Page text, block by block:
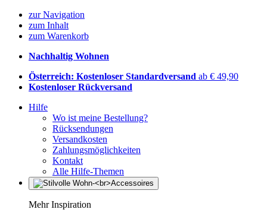
zur Navigation
zum Inhalt
zum Warenkorb
Nachhaltig Wohnen
Österreich: Kostenloser Standardversand ab € 49,90
Kostenloser Rückversand
Hilfe
Wo ist meine Bestellung?
Rücksendungen
Versandkosten
Zahlungsmöglichkeiten
Kontakt
Alle Hilfe-Themen
Mehr Inspiration